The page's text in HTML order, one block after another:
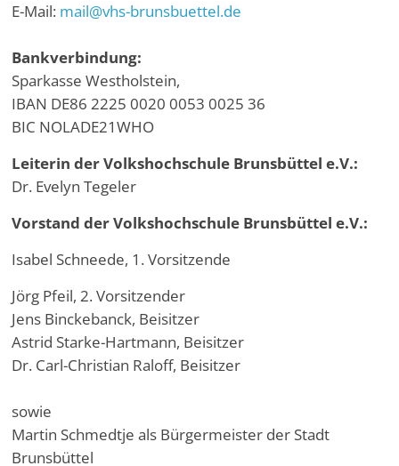
E-Mail: mail@vhs-brunsbuettel.de
Bankverbindung:
Sparkasse Westholstein,
IBAN DE86 2225 0020 0053 0025 36
BIC NOLADE21WHO
Leiterin der Volkshochschule Brunsbüttel e.V.:
Dr. Evelyn Tegeler
Vorstand der Volkshochschule Brunsbüttel e.V.:
Isabel Schneede, 1. Vorsitzende
Jörg Pfeil, 2. Vorsitzender
Jens Binckebanck, Beisitzer
Astrid Starke-Hartmann, Beisitzer
Dr. Carl-Christian Raloff, Beisitzer
sowie
Martin Schmedtje als Bürgermeister der Stadt
Brunsbüttel